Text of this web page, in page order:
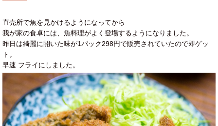
直売所で魚を見かけるようになってから
我が家の食卓には、魚料理がよく登場するようになりました。
昨日は綺麗に開いた味が1パック298円で販売されていたので即ゲッ
ト。
早速 フライにしました。